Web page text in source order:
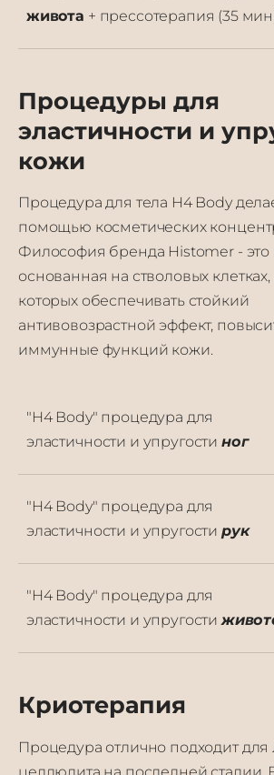
живота + прессотерапия (35
Процедуры для
эластичности и
кожи
Процедура для тела H4 Body
помощью косметических
Философия бренда Histomer - это
основанная на стволовых
которых обеспечивать стойкий
антивовозрастной эффект,
иммунные функций кожи.
"H4 Body" процедура для
эластичности и упругости ног
"H4 Body" процедура для
эластичности и упругости рук
"H4 Body" процедура для
эластичности и упругости
Криотерапия
Процедура отлично подходит для
целлюлита на последней стадии.